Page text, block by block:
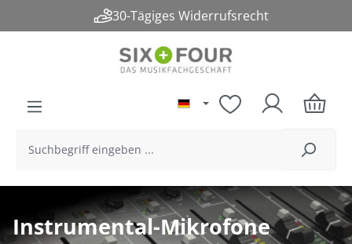
30-Tägiges Widerrufsrecht
Instrumental-Mikrofone